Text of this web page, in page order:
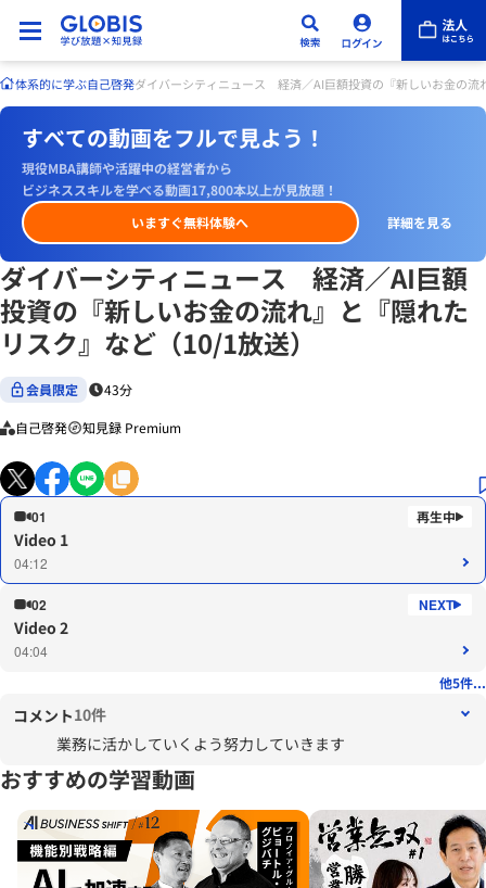
体系的に学ぶ自己啓発ダイバーシティニュース 経済／AI巨額投資の『新しいお金の流
すべての動画をフルで見よう！
現役MBA講師や活躍中の経営者から
ビジネススキルを学べる動画17,800本以上が見放題！
いますぐ無料体験へ
詳細を見る
ダイバーシティニュース 経済／AI巨額
投資の『新しいお金の流れ』と『隠れた
リスク』など（10/1放送）
会員限定 43分
自己啓発 知見録 Premium
01
Video 1
04:12
02
Video 2
04:04
他5件...
コメント10件
業務に活かしていくよう努力していきます
おすすめの学習動画